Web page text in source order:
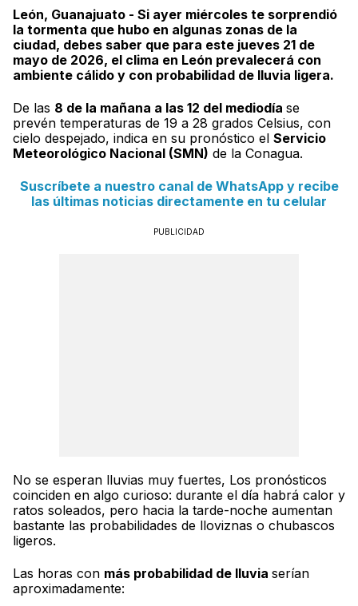
León, Guanajuato - Si ayer miércoles te sorprendió
la tormenta que hubo en algunas zonas de la
ciudad, debes saber que para este jueves 21 de
mayo de 2026, el clima en León prevalecerá con
ambiente cálido y con probabilidad de lluvia ligera.
De las 8 de la mañana a las 12 del mediodía se
prevén temperaturas de 19 a 28 grados Celsius, con
cielo despejado, indica en su pronóstico el Servicio
Meteorológico Nacional (SMN) de la Conagua.
Suscríbete a nuestro canal de WhatsApp y recibe
las últimas noticias directamente en tu celular
PUBLICIDAD
No se esperan lluvias muy fuertes, Los pronósticos
coinciden en algo curioso: durante el día habrá calor y
ratos soleados, pero hacia la tarde-noche aumentan
bastante las probabilidades de lloviznas o chubascos
ligeros.
Las horas con más probabilidad de lluvia serían
aproximadamente: